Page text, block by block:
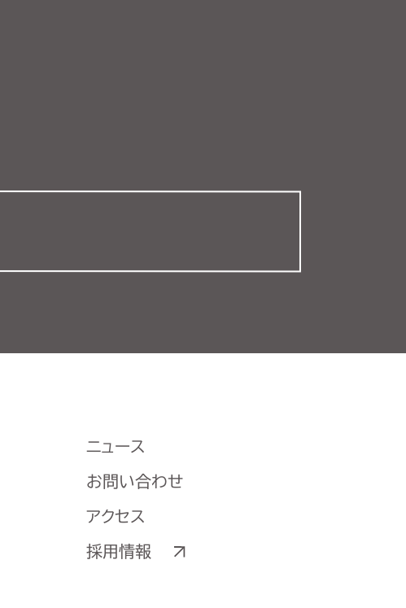
ニュース
お問い合わせ
アクセス
採用情報